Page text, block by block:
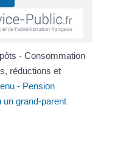
- Consommation
réductions et
- Pension
un grand-parent